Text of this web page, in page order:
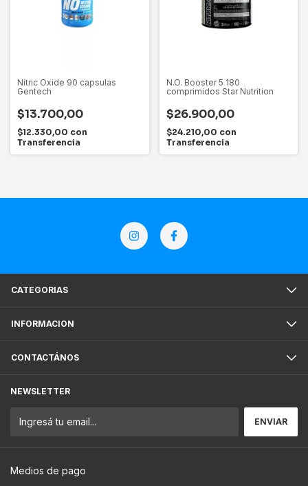
Nitric Oxide 90 capsulas
Gentech
$13.700,00
$12.330,00 con
Transferencia
N.O. Booster 5 180
comprimidos Star Nutrition
$26.900,00
$24.210,00 con
Transferencia
CATEGORIAS
INFORMACION
CONTACTÁNOS
NEWSLETTER
Medios de pago